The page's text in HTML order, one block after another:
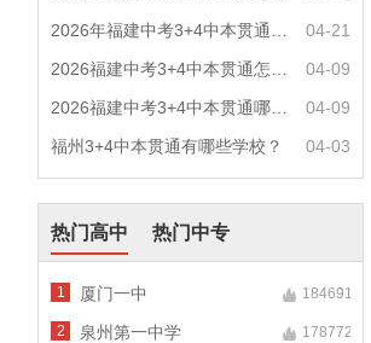
04-21
04-09
04-09
04-03
福州3+4中本贯通有哪些学校？
热门高中 热门中专
184691
1 厦门一中
178772
2 泉州第一中学